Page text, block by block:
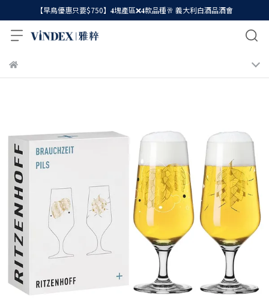
【早鳥優惠只要$750】𝟒塊產區❌𝟒款品種🥂 義大利白酒品酒會